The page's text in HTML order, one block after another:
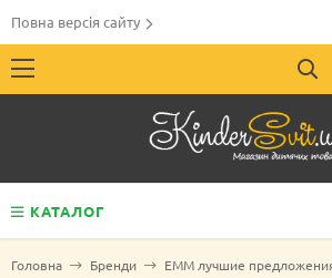
Повна версія сайту
КАТАЛОГ
Головна Бренди EMM лучшие